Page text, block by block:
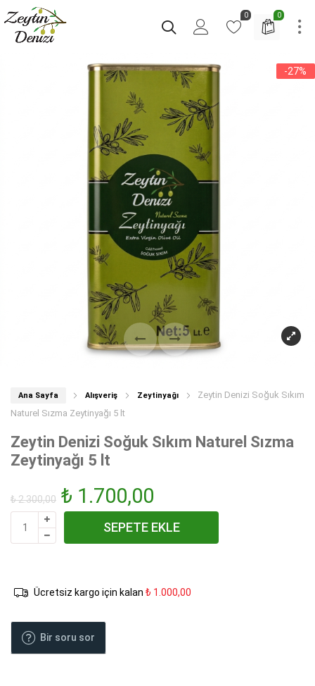
0
0
-27%
Ana Sayfa Alışveriş Zeytinyağı
Zeytin Denizi Soğuk Sıkım
Naturel Sızma Zeytinyağı 5 lt
Zeytin Denizi Soğuk Sıkım Naturel Sızma
Zeytinyağı 5 lt
₺2.300,00 Orijinal
fiyat:
₺ 1.700,00
andaki
₺ 1.700,00.
Denizi
Sızma
5
adet
SEPETE EKLE
Ücretsiz kargo için kalan ₺ 1.000,00
Bir soru sor